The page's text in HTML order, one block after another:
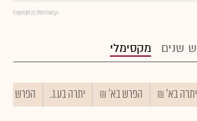
Copyright (c) 2016 Chart.js
שנים מקסימלי
יתרה בא' ₪ הפרש בא' ₪ יתרה בע.נ. הפרש